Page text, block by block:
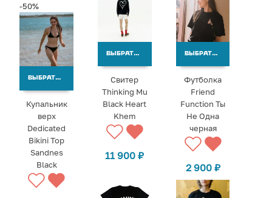
-50%
ВЫБРАТЬ ВАРИАНТЫ
Купальник
верх
Dedicated
Bikini Top
Sandnes
Black
ВЫБРАТЬ ВАРИАНТЫ
Свитер
Thinking Mu
Black Heart
Khem
11 900₽
ВЫБРАТЬ ВАРИАНТЫ
Футболка
Friend
Function Ты
Не Одна
черная
2 900 ₽